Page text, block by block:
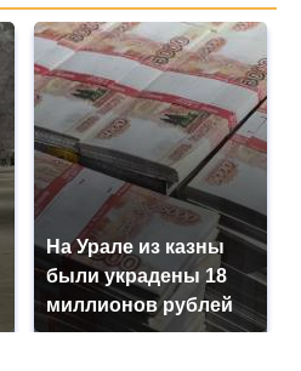
На Урале из казны
были украдены 18
миллионов рублей